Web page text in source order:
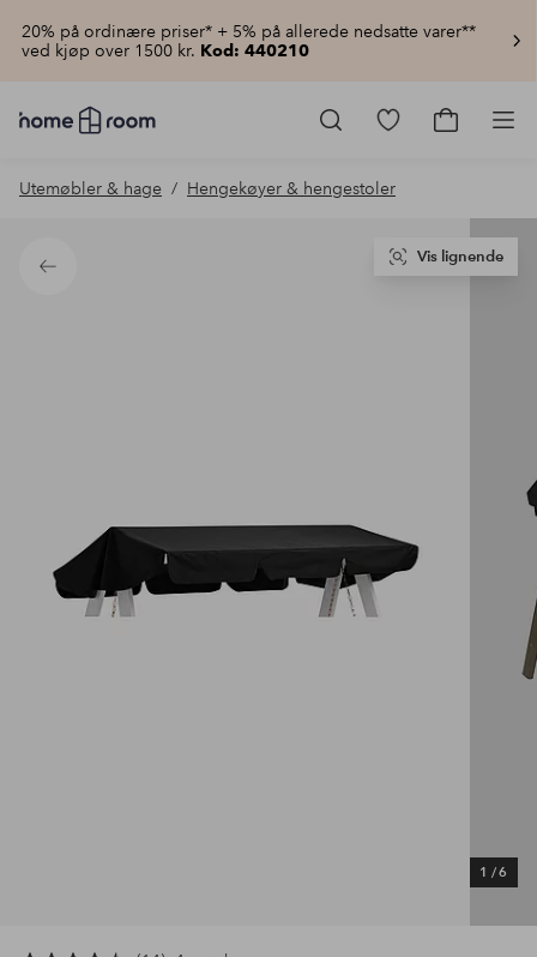
20% på ordinære priser* + 5% på allerede nedsatte varer**
ved kjøp over 1500 kr. Kod: 440210
Homeroom
–
hjemmet
pris
Gå
produkter
Gå
Utemøbler & hage Hengekøyer & hengestoler
Tilbake
1 /6
Vis lignende